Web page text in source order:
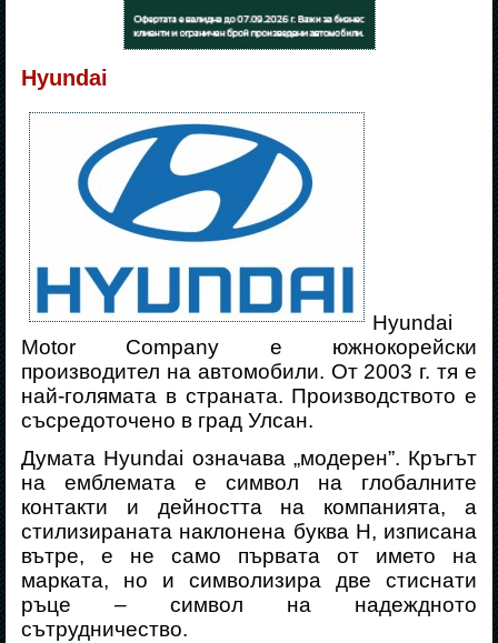
Hyundai
Hyundai
Motor Company e южнокорейски
производител на автомобили. От2003 г. тя е
най-голямата в страната. Производството е
съсредоточено в град Улсан.
Думата Hyundai означава „модерен”. Кръгът
на емблемата е символ на глобалните
контакти и дейността на компанията, а
стилизираната наклонена буква H, изписана
вътре, е не само първата от името на
марката, но и символизира две стиснати
ръце – символ на надеждното
сътрудничество.